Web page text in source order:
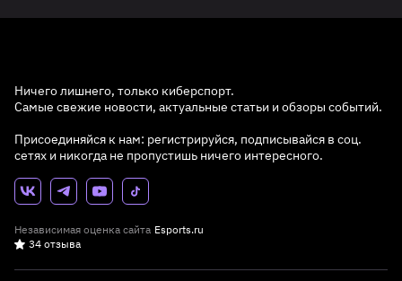
Ничего лишнего, только киберспорт.
Самые свежие новости, актуальные статьи и обзоры событий.
Присоединяйся к нам: регистрируйся, подписывайся в соц.
сетях и никогда не пропустишь ничего интересного.
Независимая оценка сайта Esports.ru
34 отзыва